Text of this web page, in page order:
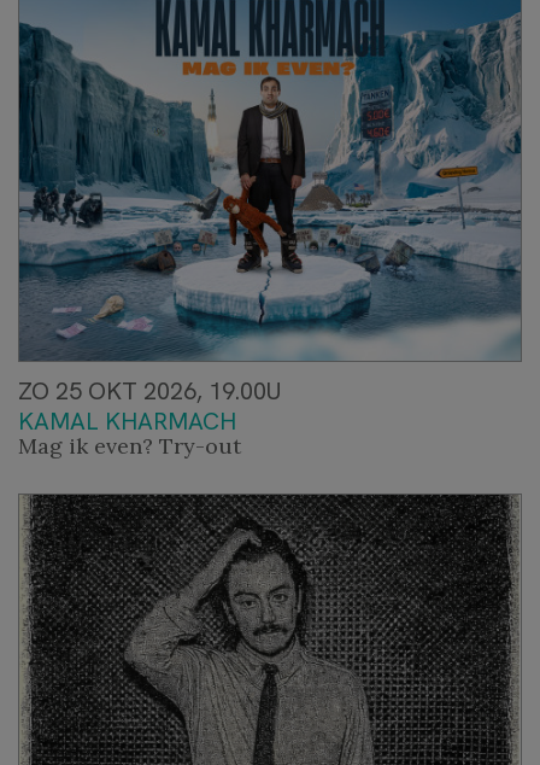
ZO 25 OKT 2026, 19.00U
KAMAL KHARMACH
Mag ik even? Try-out